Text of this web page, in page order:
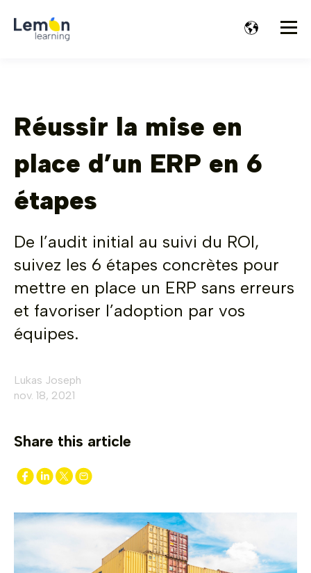
Réussir la mise en
place d’un ERP en 6
étapes
De l’audit initial au suivi du ROI,
suivez les 6 étapes concrètes pour
mettre en place un ERP sans erreurs
et favoriser l’adoption par vos
équipes.
Lukas Joseph
nov. 18, 2021
Share this article